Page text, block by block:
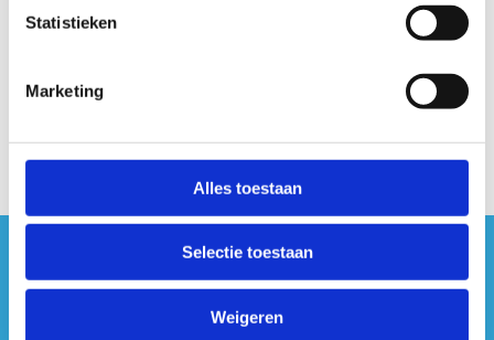
Statistieken
Marketing
Alles toestaan
Selectie toestaan
Weigeren
#sportersbelevenmeer
ook op sociale media